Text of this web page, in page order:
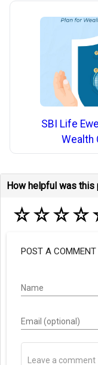
SBI Life
Wealth
How helpful was this
☆☆☆☆
POST A COMMENT
Name
Email (optional)